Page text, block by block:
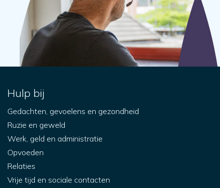
Hulp bij
Gedachten, gevoelens en gezondheid
Ruzie en geweld
Werk, geld en administratie
Opvoeden
Relaties
Vrije tijd en sociale contacten